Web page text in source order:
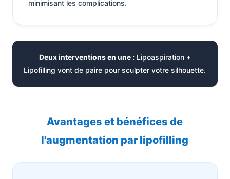
minimisant les complications.
Deux interventions en une :Lipoaspiration +
Lipofilling vont de paire pour sculpter votre silhouette.
Avantages et bénéfices de
l'augmentation par lipofilling